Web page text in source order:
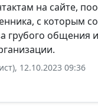
на сайте,
с которым
грубого общения
12.10.2023 09:36